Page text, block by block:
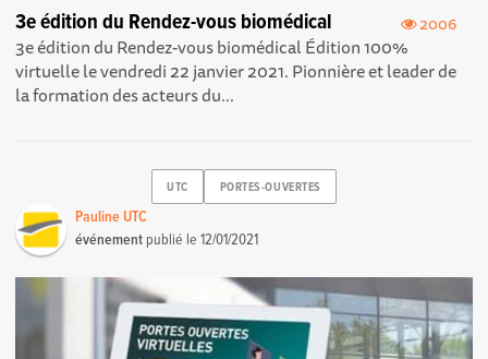
2006
3e édition du Rendez-vous biomédical
3e édition du Rendez-vous biomédical Édition 100%
virtuelle le vendredi 22 janvier 2021. Pionnière et leader de
la formation des acteurs du...
UTC PORTES-OUVERTES
Pauline UTC
événement publié le12/01/2021